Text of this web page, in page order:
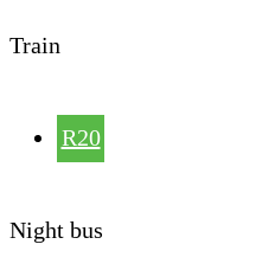
Train
R20
Night bus